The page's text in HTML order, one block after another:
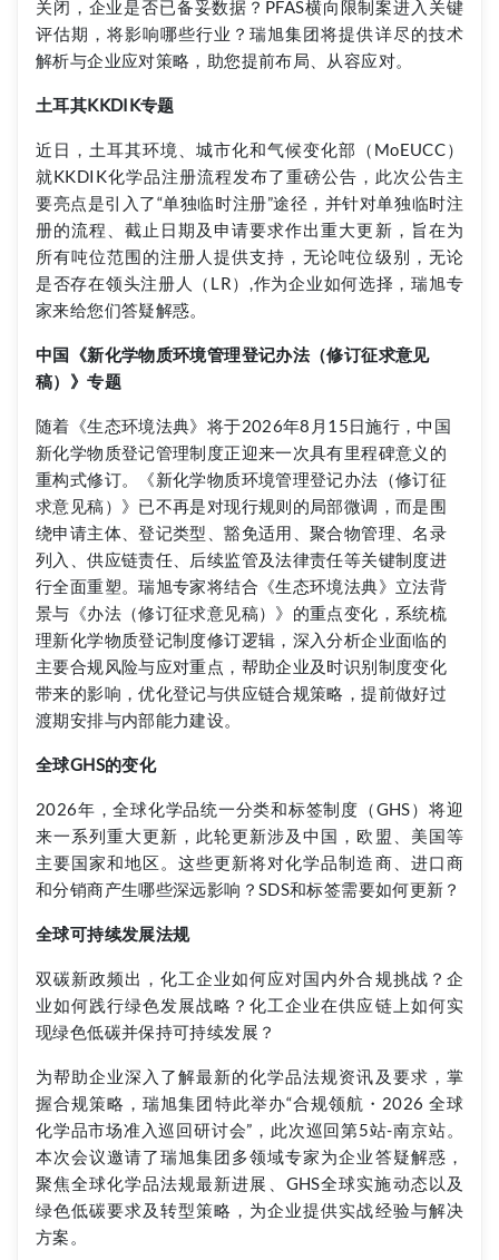
关闭，企业是否已备妥数据？PFAS横向限制案进入关键
评估期，将影响哪些行业？瑞旭集团将提供详尽的技术
解析与企业应对策略，助您提前布局、从容应对。
土耳其KKDIK专题
近日，土耳其环境、城市化和气候变化部（MoEUCC）
就KKDIK化学品注册流程发布了重磅公告，此次公告主
要亮点是引入了“单独临时注册”途径，并针对单独临时注
册的流程、截止日期及申请要求作出重大更新，旨在为
所有吨位范围的注册人提供支持，无论吨位级别，无论
是否存在领头注册人（LR）,作为企业如何选择，瑞旭专
家来给您们答疑解惑。
中国《新化学物质环境管理登记办法（修订征求意见
稿）》专题
随着《生态环境法典》将于2026年8月15日施行，中国
新化学物质登记管理制度正迎来一次具有里程碑意义的
重构式修订。《新化学物质环境管理登记办法（修订征
求意见稿）》已不再是对现行规则的局部微调，而是围
绕申请主体、登记类型、豁免适用、聚合物管理、名录
列入、供应链责任、后续监管及法律责任等关键制度进
行全面重塑。瑞旭专家将结合《生态环境法典》立法背
景与《办法（修订征求意见稿）》的重点变化，系统梳
理新化学物质登记制度修订逻辑，深入分析企业面临的
主要合规风险与应对重点，帮助企业及时识别制度变化
带来的影响，优化登记与供应链合规策略，提前做好过
渡期安排与内部能力建设。
全球GHS的变化
2026年，全球化学品统一分类和标签制度（GHS）将迎
来一系列重大更新，此轮更新涉及中国，欧盟、美国等
主要国家和地区。这些更新将对化学品制造商、进口商
和分销商产生哪些深远影响？SDS和标签需要如何更新？
全球可持续发展法规
双碳新政频出，化工企业如何应对国内外合规挑战？企
业如何践行绿色发展战略？化工企业在供应链上如何实
现绿色低碳并保持可持续发展？
为帮助企业深入了解最新的化学品法规资讯及要求，掌
握合规策略，瑞旭集团特此举办“合规领航・2026 全球
化学品市场准入巡回研讨会”，此次巡回第5站-南京站。
本次会议邀请了瑞旭集团多领域专家为企业答疑解惑，
聚焦全球化学品法规最新进展、GHS全球实施动态以及
绿色低碳要求及转型策略，为企业提供实战经验与解决
方案。